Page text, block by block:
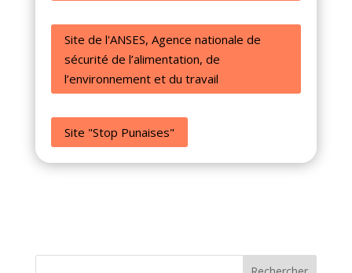
Site de l'ANSES, Agence nationale de
sécurité de l’alimentation, de
l’environnement et du travail
Site "Stop Punaises"